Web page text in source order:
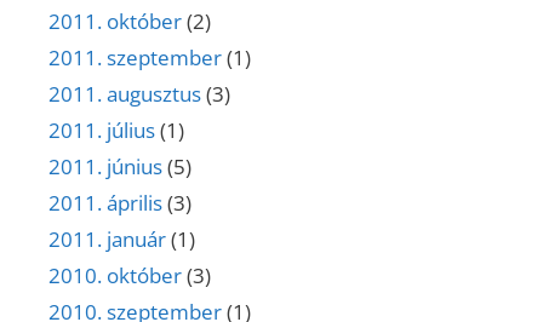
2011. október(2)
2011. szeptember(1)
2011. augusztus(3)
2011. július(1)
2011. június(5)
2011. április(3)
2011. január(1)
2010. október(3)
2010. szeptember(1)